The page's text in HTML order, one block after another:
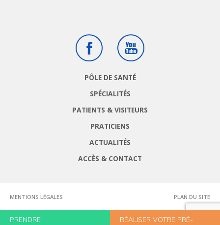
PRENDRE
RÉALISER VOTRE PRÉ-
FacebookYoutube
PÔLE DE SANTÉ
SPÉCIALITÉS
PATIENTS & VISITEURS
PRATICIENS
ACTUALITÉS
ACCÈS & CONTACT
MENTIONS LÉGALES PLAN DU SITE